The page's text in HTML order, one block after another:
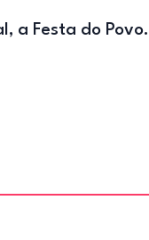
a Festa do